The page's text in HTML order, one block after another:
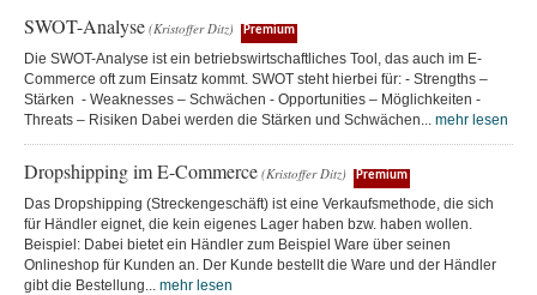
SWOT-Analyse (Kristoffer Ditz) Premium
Die SWOT-Analyse ist ein betriebswirtschaftliches Tool, das auch im E-
Commerce oft zum Einsatz kommt. SWOT steht hierbei für: - Strengths –
Stärken - Weaknesses – Schwächen - Opportunities – Möglichkeiten -
Threats – Risiken Dabei werden die Stärken und Schwächen... mehr lesen
Dropshipping im E-Commerce (Kristoffer Ditz) Premium
Das Dropshipping (Streckengeschäft) ist eine Verkaufsmethode, die sich
für Händler eignet, die kein eigenes Lager haben bzw. haben wollen.
Beispiel: Dabei bietet ein Händler zum Beispiel Ware über seinen
Onlineshop für Kunden an. Der Kunde bestellt die Ware und der Händler
gibt die Bestellung... mehr lesen